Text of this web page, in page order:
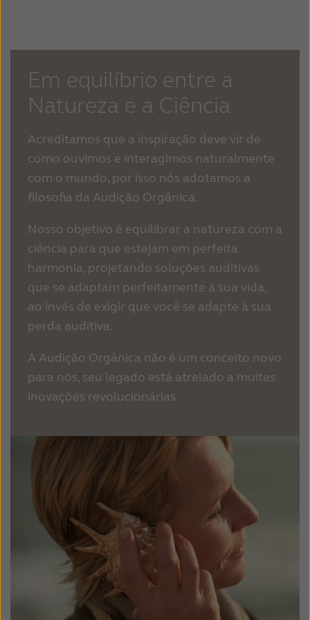
pudemos manter essas pistas naturais
intactas, ao mesmo tempo em que ajudamos
na redução do ruído.
hoje. A ReSound percebeu uma oportunidade
de aumentar a acessibilidade ao áudio do
consumidor sem sobrecarregar o usuário
com dispositivos a mais. Estabelecemos
novos padrões de acessibilidade para
usuários de aparelhos auditivos, o que lhes
deram mais oportunidades de viver uma vida
conectada.
Em equilíbrio entre a
Natureza e a Ciência
Acreditamos que a inspiração deve vir de
como ouvimos e interagimos naturalmente
com o mundo, por isso nós adotamos a
filosofia da Audição Orgânica.
Nosso objetivo é equilibrar a natureza com a
ciência para que estejam em perfeita
harmonia, projetando soluções auditivas
que se adaptam perfeitamente à sua vida,
ao invés de exigir que você se adapte à sua
perda auditiva.
A Audição Orgânica não é um conceito novo
para nós, seu legado está atrelado a muitas
inovações revolucionárias.